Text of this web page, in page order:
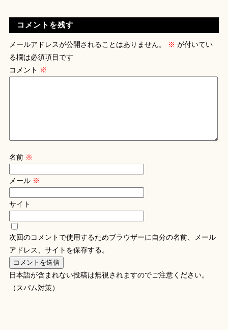
コメントを残す
メールアドレスが公開されることはありません。 ※ が付いてい
る欄は必須項目です
コメント ※
名前 ※
メール ※
サイト
次回のコメントで使用するためブラウザーに自分の名前、メール
アドレス、サイトを保存する。
日本語が含まれない投稿は無視されますのでご注意ください。
（スパム対策）